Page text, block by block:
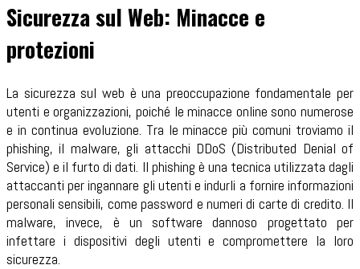
Sicurezza sul Web: Minacce e
protezioni
La sicurezza sul web è una preoccupazione fondamentale per
utenti e organizzazioni, poiché le minacce online sono numerose
e in continua evoluzione. Tra le minacce più comuni troviamo il
phishing, il malware, gli attacchi DDoS (Distributed Denial of
Service) e il furto di dati. Il phishing è una tecnica utilizzata dagli
attaccanti per ingannare gli utenti e indurli a fornire informazioni
personali sensibili, come password e numeri di carte di credito. Il
malware, invece, è un software dannoso progettato per
infettare i dispositivi degli utenti e compromettere la loro
sicurezza.